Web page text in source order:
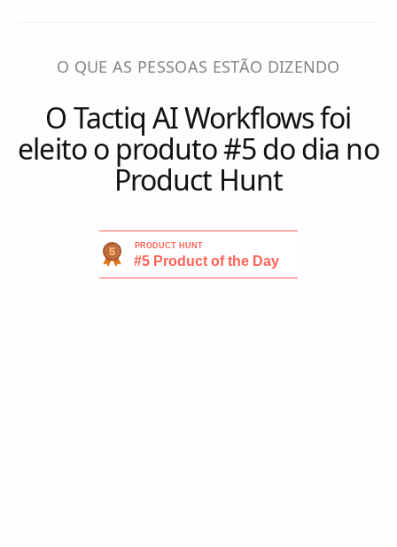
O QUE AS PESSOAS ESTÃO DIZENDO
O Tactiq AI Workflows foi
eleito o produto #5 do dia no
Product Hunt